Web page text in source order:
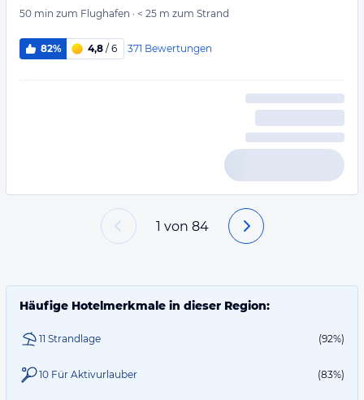
50 min zum Flughafen · < 25 m zum Strand
82% 4,8 / 6 371 Bewertungen
1 von 84
Häufige Hotelmerkmale in dieser Region:
11 Strandlage (92%)
10 Für Aktivurlauber (83%)